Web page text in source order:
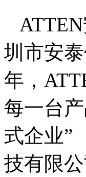
圳市安
年，
每一台
式企业”
技有限